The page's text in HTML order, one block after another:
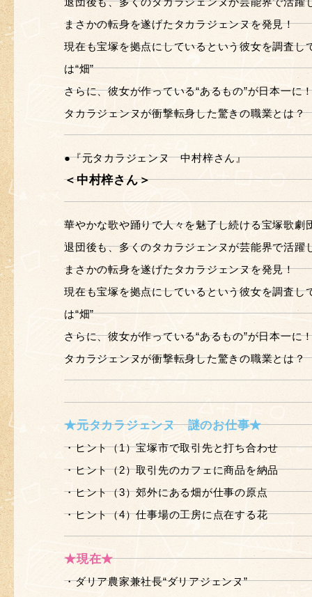
まさかの転身を遂げたタカラジェンヌを発見！
現在も宝塚を拠点にしているという彼女を調査
は“畑”
さらに、彼女が作っている“あるもの”が日本一に
タカラジェンヌが衝撃転身した驚きの職業とは？
●『元タカラジェンヌ 中村梓さん』
＜中村梓さん＞
華やかな歌や踊りで人々を魅了し続ける宝塚歌劇
退団後も、多くのタカラジェンヌが芸能界で活
まさかの転身を遂げたタカラジェンヌを発見！
現在も宝塚を拠点にしているという彼女を調査
は“畑”
さらに、彼女が作っている“あるもの”が日本一に
タカラジェンヌが衝撃転身した驚きの職業とは？
★元タカラジェンヌ 謎のお仕事★
・ヒント（1）宝塚市で取引先と打ち合わせ
・ヒント（2）取引先のカフェに商品を納品
・ヒント（3）郊外にある畑が仕事の原点
・ヒント（4）仕事場の工房に点在する花
★現在★
・ダリア農家兼社長“ダリアジェンヌ”